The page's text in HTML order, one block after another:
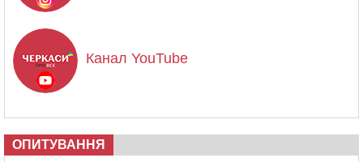
Канал YouTube
ОПИТУВАННЯ